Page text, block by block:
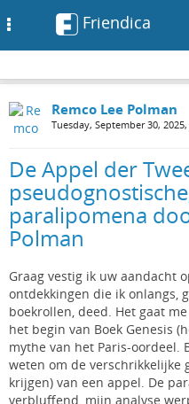
Friendica
Remco Lee Polman
Tuesday, September 30, 2025,
De Appel der
paralipomena
Polman
Graag vestig ik uw aandacht
ontdekkingen die ik onlangs,
boekrollen, deed. Het gaat
het begin van Boek Genesis
mythe van het Paris-oordeel.
weten om de verschrikkelijke
krijgen) van een appel. De
verbluffend, mijn analyse